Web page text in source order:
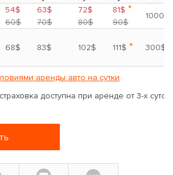
54$
60$
63$
70$
72$
80$
81$ *
90$
1000$
68$ 83$ 102$ 111$ * 300$
аренды авто на сутки
доступна при аренде от 3-х суток